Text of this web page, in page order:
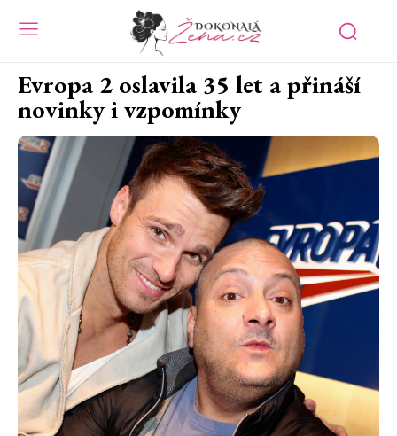
Evropa 2 oslavila 35 let a přináší
novinky i vzpomínky